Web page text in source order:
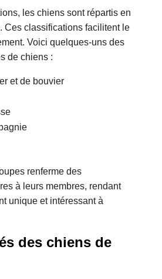
les chiens sont répartis en
Ces classifications facilitent le
Voici quelques-uns des
de chiens :
et de bouvier
renferme des
à leurs membres, rendant
unique et intéressant à
des chiens de